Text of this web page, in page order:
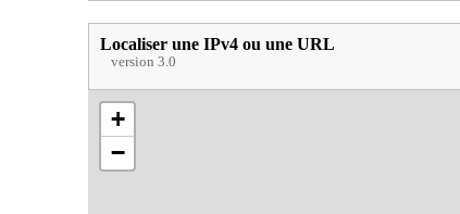
Localiser une IPv4 ou une URL
version 3.0
+
−